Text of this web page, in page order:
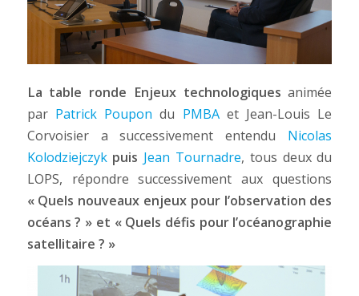
La table ronde Enjeux technologiquesanimée
par Patrick Poupon du PMBAet Jean-Louis Le
Corvoisier a successivement entendu Nicolas
Kolodziejczyk puis Jean Tournadre, tous deux du
LOPS, répondre successivement aux questions
« Quels nouveaux enjeux pour l’observation des
océans ? » et « Quels défis pour l’océanographie
satellitaire ? »